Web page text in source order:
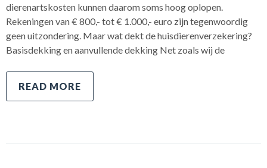
dierenartskosten kunnen daarom soms hoog oplopen.
Rekeningen van € 800,- tot € 1.000,- euro zijn tegenwoordig
geen uitzondering. Maar wat dekt de huisdierenverzekering?
Basisdekking en aanvullende dekking Net zoals wij de
READ MORE